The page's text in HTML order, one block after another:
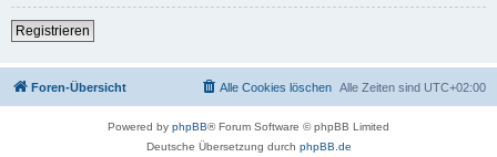
Registrieren
Foren-Übersicht Alle Zeiten sind UTC+02:00
Alle Cookies löschen
Powered by phpBB® Forum Software © phpBB Limited
Deutsche Übersetzung durch phpBB.de